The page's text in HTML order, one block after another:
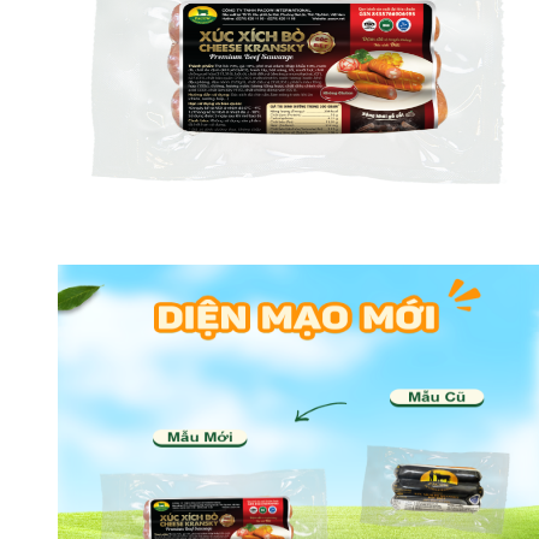
NHÚNG LẨU, MẺ,
TÁI CHANH NGON
HƠN, DỄ DÀNG
HƠN VỚI THỊT BÒ
PACOW - TIỆN LỢI,
AN TOÀN, THƠM
NGON
THỊT BÒ XÀO
PACOW - NÂNG
TẦM MÓN BÒ XÀO
ĐUÔI BÒ HẦM
THUỐC BẮC NGON
Z VỚI PACOW
Chính sách phí giao
hàng Pacow | Áp
dụng cửa hàng 369-
371 Hùng Vương